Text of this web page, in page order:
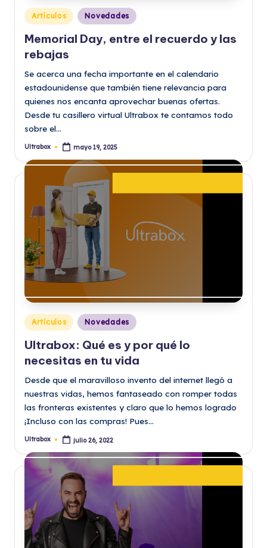
Publicado
en
Artículos Novedades
Memorial Day, entre el recuerdo y las
rebajas
Se acerca una fecha importante en el calendario
estadounidense que también tiene relevancia para
quienes nos encanta aprovechar buenas ofertas.
Desde tu casillero virtual Ultrabox te contamos todo
sobre el…
Publicado
Ultrabox mayo 19, 2025
Publicado
en
Artículos Novedades
Ultrabox: Qué es y por qué lo
necesitas en tu vida
Desde que el maravilloso invento del internet llegó a
nuestras vidas, hemos fantaseado con romper todas
las fronteras existentes y claro que lo hemos logrado
¡Incluso con las compras! Pues…
Publicado
Ultrabox julio 26, 2022